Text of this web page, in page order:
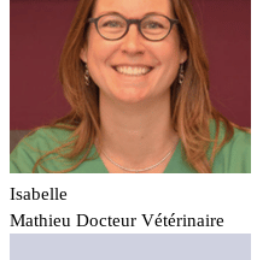
Isabelle
Mathieu Docteur Vétérinaire